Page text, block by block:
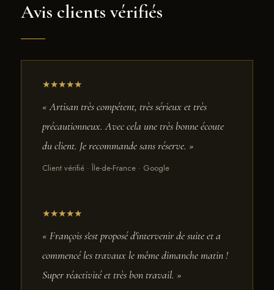
Avis clients vérifiés
★★★★★
« Artisan très compétent, très sérieux et très
précautionneux. Avec cela une très bonne écoute
du client. Je recommande sans réserve. »
Client vérifié · Île-de-France · Google
★★★★★
« François s'est proposé d'intervenir de suite et a
commencé les travaux le même dimanche matin !
Super réactivité et très bon travail. »